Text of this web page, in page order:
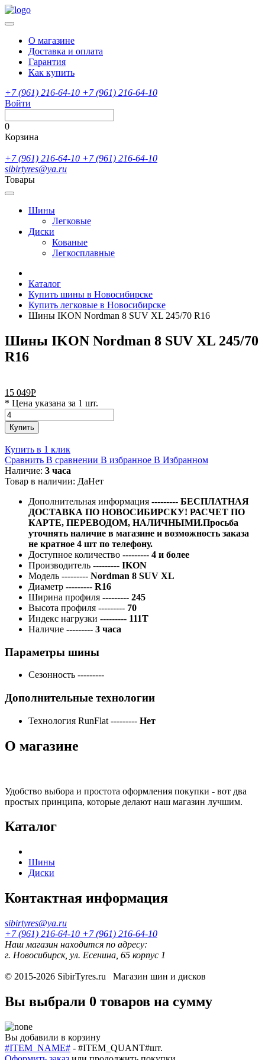
О магазине
Доставка и оплата
Гарантия
Как купить
+7 (961) 216-64-10 +7 (961) 216-64-10
Войти
0
Корзина
+7 (961) 216-64-10 +7 (961) 216-64-10
sibirtyres@ya.ru
Товары
Шины
Легковые
Диски
Кованые
Легкосплавные
Каталог
Купить шины в Новосибирске
Купить легковые в Новосибирске
Шины IKON Nordman 8 SUV XL 245/70 R16
Шины IKON Nordman 8 SUV XL 245/70
R16
15 049Р
* Цена указана за 1 шт.
Купить
Купить в 1 клик
Сравнить В сравнении В избранное В Избранном
Наличие: 3 часа
Товар в наличии: ДаНет
Дополнительная информация --------- БЕСПЛАТНАЯ
ДОСТАВКА ПО НОВОСИБИРСКУ! РАСЧЕТ ПО
КАРТЕ, ПЕРЕВОДОМ, НАЛИЧНЫМИ.Просьба
уточнять наличие в магазине и возможность заказа
не кратное 4 шт по телефону.
Доступное количество --------- 4 и более
Производитель --------- IKON
Модель --------- Nordman 8 SUV XL
Диаметр --------- R16
Ширина профиля --------- 245
Высота профиля --------- 70
Индекс нагрузки --------- 111T
Наличие --------- 3 часа
Параметры шины
Сезонность ---------
Дополнительные технологии
Технология RunFlat --------- Нет
О магазине
Удобство выбора и простота оформления покупки - вот два
простых принципа, которые делают наш магазин лучшим.
Каталог
Шины
Диски
Контактная информация
sibirtyres@ya.ru
+7 (961) 216-64-10 +7 (961) 216-64-10
Наш магазин находится по адресу:
г. Новосибирск, ул. Есенина, 65 корпус 1
© 2015-2026 SibirTyres.ru Магазин шин и дисков
Вы выбрали 0 товаров на сумму
Вы добавили в корзину
#ITEM_NAME# - #ITEM_QUANT#шт.